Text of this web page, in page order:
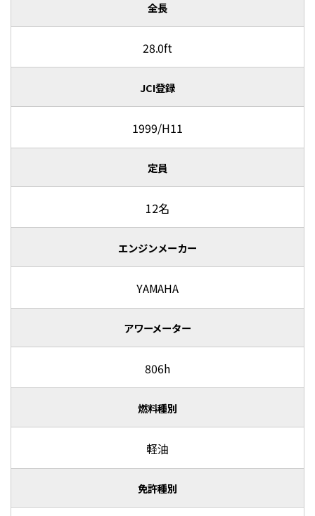
全長
28.0ft
JCI登録
1999/H11
定員
12名
エンジンメーカー
YAMAHA
アワーメーター
806h
燃料種別
軽油
免許種別